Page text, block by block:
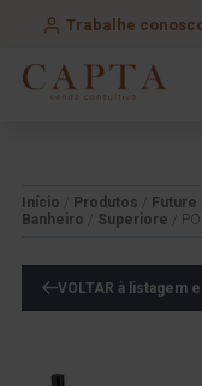
Trabalhe
Início Produtos Future
Banheiro
Superiore /
VOLTAR à listagem